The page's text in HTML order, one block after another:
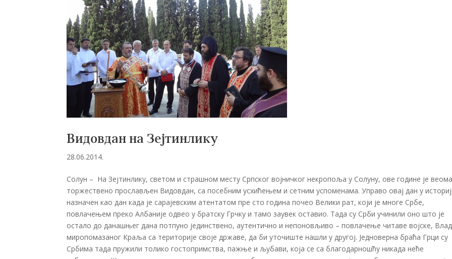
Видовдан на Зејтинлику
28.06.2014.
Солун – На Зејтинлику, светом и страшном месту Српског војничког некропоља у Солуну, ове године је веома
торжествено прослављен Видовдан, са посебним усхићењем и сетним успоменама. Управо овај дан у
назначен као дан када је сарајевским атентатом пре сто година почео Велики рат, који је многе Србе,
повлачењем преко Албаније одвео у братску Грчку и тамо заувек оставио. Тада су Срби учинили оно што је
остало до данашњег дана потпуно јединствено, аутентично и непоновљиво – повлачење читаве војске,
миропомазаног Краља са територије своје државе, да би уточиште нашли у другој. Једноверна браћа Грци су
Србима тада пружили толико гостопримства, пажње и љубави, која се са благодарношћу никада неће